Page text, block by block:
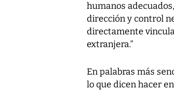
humanos
dirección y control
directamente
extranjera.”
En palabras más
lo que dicen hacer